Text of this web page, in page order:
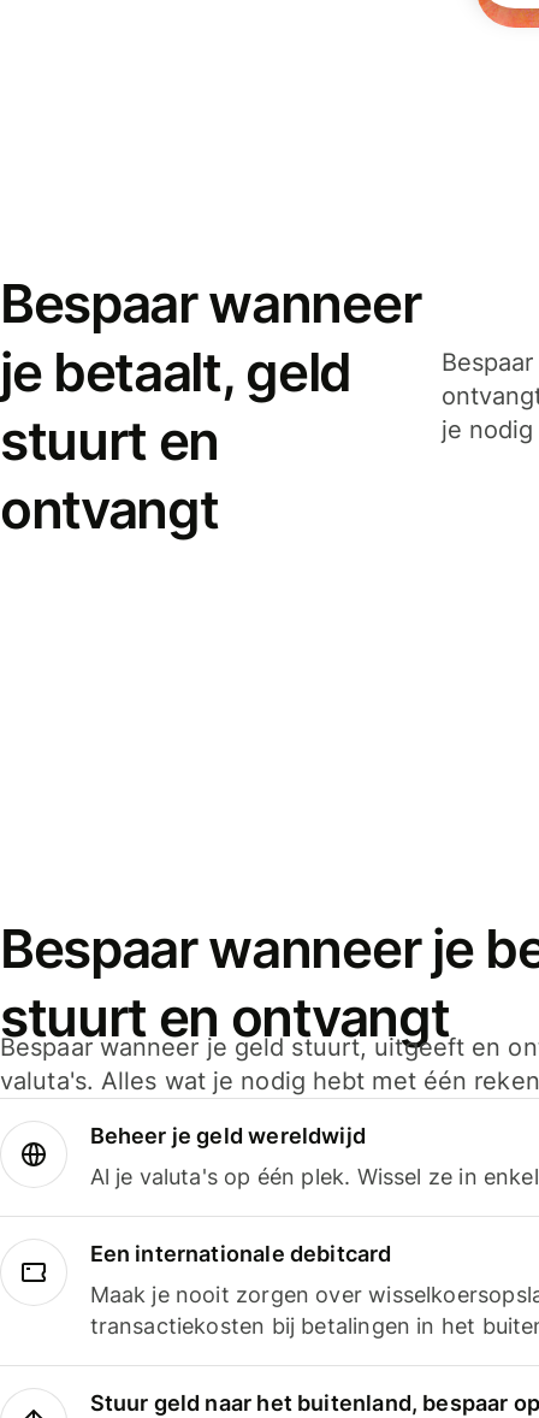
Bespaar wanneer
je betaalt, geld
stuurt en
ontvangt
je
Bespaar wanneer je
stuurt en ontvangt
Bespaar wanneer je geld stuurt, uitgeeft en
valuta's. Alles wat je nodig hebt met één
Beheer je geld wereldwijd
Al je valuta's op één plek. Wissel ze in
Een internationale debitcard
Maak je nooit zorgen over
transactiekosten bij betalingen in het
Stuur geld naar het buitenland, bespaar